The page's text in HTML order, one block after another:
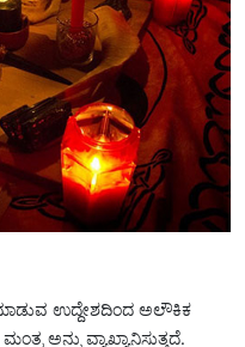
ಉದ್ದೇಶದಿಂದ ಅಲೌಕಿಕ
ಅನ್ನು ವ್ಯಾಖ್ಯಾನಿಸುತ್ತದೆ.